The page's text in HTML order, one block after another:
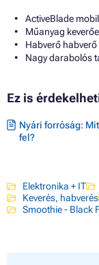
ActiveBlade
Műanyag
Habverő habverő
Nagy darabolós
Ez is
Nyári forróság:
fel?
Elektronika + IT
Keverés, habverés
Smoothie - Black